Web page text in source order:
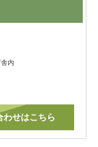
内
わせはこちら